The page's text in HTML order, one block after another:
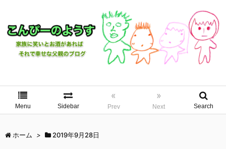
Menu Sidebar
«
Prev
»
Next Search
ホーム > 2019年9月28日